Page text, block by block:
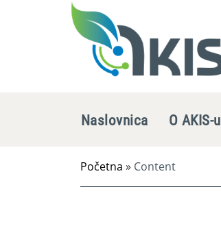
Naslovnica O AKIS-u
Početna » Content